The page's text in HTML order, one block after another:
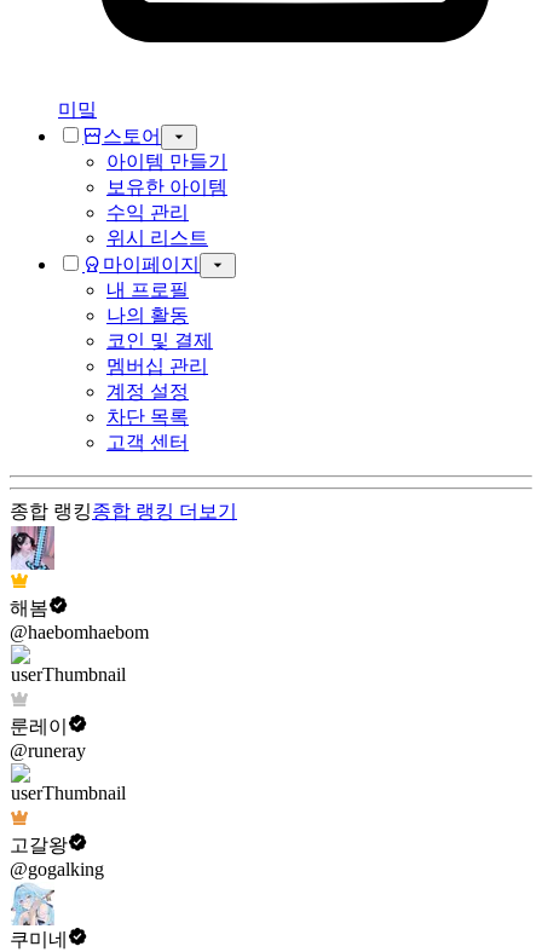
미밐
스토어
아이템 만들기
보유한 아이템
수익 관리
위시 리스트
마이페이지
내 프로필
나의 활동
코인 및 결제
멤버십 관리
계정 설정
차단 목록
고객 센터
종합 랭킹종합 랭킹 더보기
해봄
@haebomhaebom
룬레이
@runeray
고갈왕
@gogalking
쿠미네